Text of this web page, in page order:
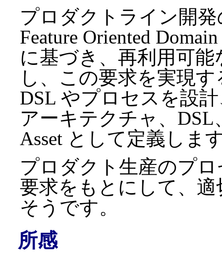
プロダクトライン開
Feature Oriented
に基づき、再利用可能
し、この要求を実現
DSL やプロセスを設
アーキテクチャ、
Asset として定義しま
プロダクト生産のプ
要求をもとにして、適
そうです。
所感